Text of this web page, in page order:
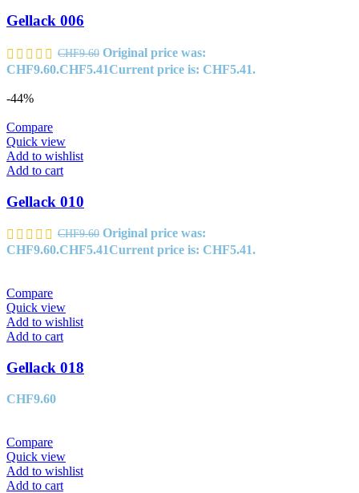
Gellack 006
CHF9.60 Original price was:
CHF9.60.CHF5.41Current price is: CHF5.41.
-44%
Compare
Quick view
Add to wishlist
Add to cart
Gellack 010
CHF9.60 Original price was:
CHF9.60.CHF5.41Current price is: CHF5.41.
Compare
Quick view
Add to wishlist
Add to cart
Gellack 018
CHF9.60
Compare
Quick view
Add to wishlist
Add to cart